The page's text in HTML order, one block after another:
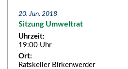
20. Jun. 2018
Sitzung Umweltrat
Uhrzeit:
19:00 Uhr
Ort:
Ratskeller Birkenwerder